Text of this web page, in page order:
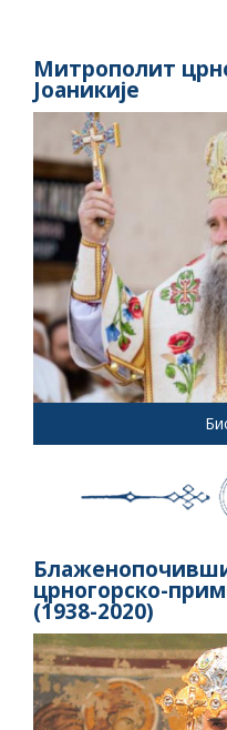
Митрополит
Јоаникије
црногорско-
(1938-2020)